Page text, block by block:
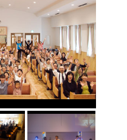
全選択
学校・幼稚園・神学校
医療・福祉
各種団体